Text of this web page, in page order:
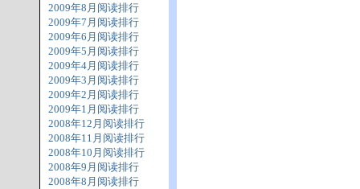
2009年8月阅读排行
2009年7月阅读排行
2009年6月阅读排行
2009年5月阅读排行
2009年4月阅读排行
2009年3月阅读排行
2009年2月阅读排行
2009年1月阅读排行
2008年12月阅读排行
2008年11月阅读排行
2008年10月阅读排行
2008年9月阅读排行
2008年8月阅读排行